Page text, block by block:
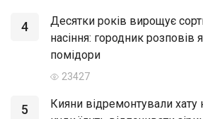
4
Десятки років вирощує
насіння: городник розповів
помідори
23427
5
Кияни відремонтували хату